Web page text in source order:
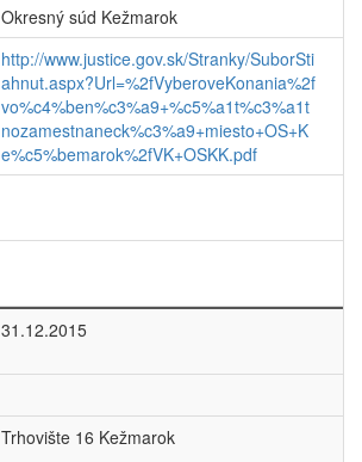
Okresný súd Kežmarok
http://www.justice.gov.sk/Stranky/SuborSti
ahnut.aspx?Url=%2fVyberoveKonania%2f
vo%c4%ben%c3%a9+%c5%a1t%c3%a1t
nozamestnaneck%c3%a9+miesto+OS+K
e%c5%bemarok%2fVK+OSKK.pdf
31.12.2015
Trhovište 16 Kežmarok